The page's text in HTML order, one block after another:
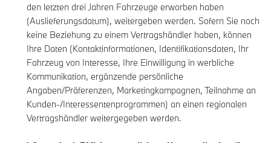
den letzten drei Jahren Fahrzeuge erworben haben
(Auslieferungsdatum), weitergeben werden. Sofern Sie noch
keine Beziehung zu einem Vertragshändler haben, können
Ihre Daten (Kontaktinformationen, Identifikationsdaten, Ihr
Fahrzeug von Interesse, Ihre Einwilligung in werbliche
Kommunikation, ergänzende persönliche
Angaben/Präferenzen, Marketingkampagnen, Teilnahme an
Kunden-/Interessentenprogrammen) an einen regionalen
Vertragshändler weitergegeben werden.